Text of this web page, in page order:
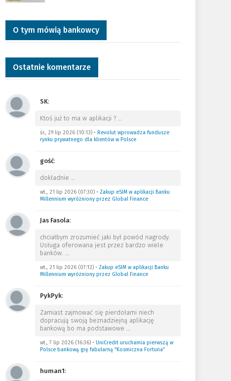
O tym mówią bankowcy
Ostatnie komentarze
SK:
Ktoś już to ma w aplikacji ? …
śr., 29 lip 2026 (10:13)• Revolut wprowadza fundusze
rynku prywatnego dla klientów w Polsce
gość:
dokładnie …
wt., 21 lip 2026 (07:30)• Zakup eSIM w aplikacji Banku
Millennium wyróżniony przez Global Finance
Jas Fasola:
chciałbym zrozumieć jaki był powód nagrody.
Usługa oferowana jest przez bardzo wiele
banków. …
wt., 21 lip 2026 (07:12)• Zakup eSIM w aplikacji Banku
Millennium wyróżniony przez Global Finance
PykPyk:
Zamiast zajmować się pierdołami niech
dopracują swoją beznadziejną aplikację
bankową bo ma podstawowe …
wt., 7 lip 2026 (16:36)• UniCredit uruchamia pierwszą w
Polsce bankową grę fabularną “Kosmiczna Fortuna”
human1: